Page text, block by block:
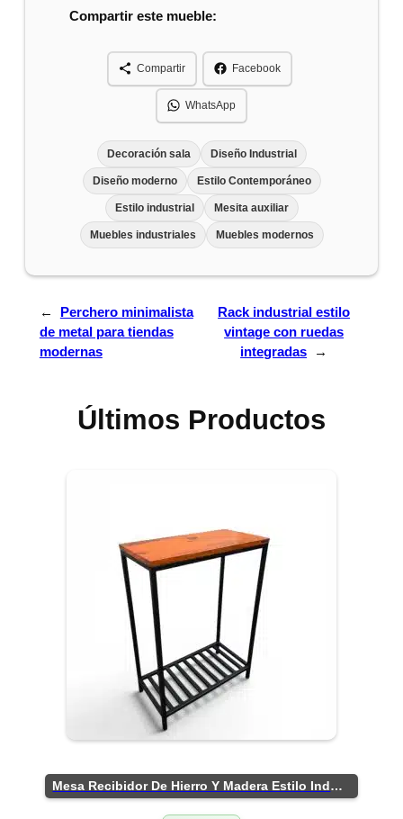
Compartir este mueble:
Compartir Facebook
WhatsApp
Decoración sala Diseño Industrial
Diseño moderno Estilo Contemporáneo
Estilo industrial Mesita auxiliar
Muebles industriales Muebles modernos
←
Perchero minimalista
de metal para tiendas
modernas
Rack industrial estilo
vintage con ruedas
integradas
→
Últimos Productos
Mesa Recibidor De Hierro Y Madera Estilo Industrial